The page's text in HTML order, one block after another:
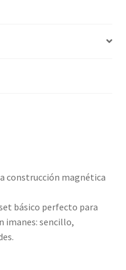
construcción magnética
básico perfecto para
imanes: sencillo,